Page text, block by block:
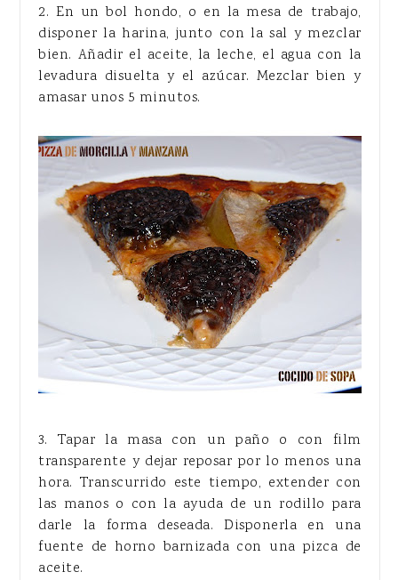
2. En un bol hondo, o en la mesa de trabajo,
disponer la harina, junto con la sal y mezclar
bien. Añadir el aceite, la leche, el agua con la
levadura disuelta y el azúcar. Mezclar bien y
amasar unos 5 minutos.
3. Tapar la masa con un paño o con film
transparente y dejar reposar por lo menos una
hora. Transcurrido este tiempo, extender con
las manos o con la ayuda de un rodillo para
darle la forma deseada. Disponerla en una
fuente de horno barnizada con una pizca de
aceite.